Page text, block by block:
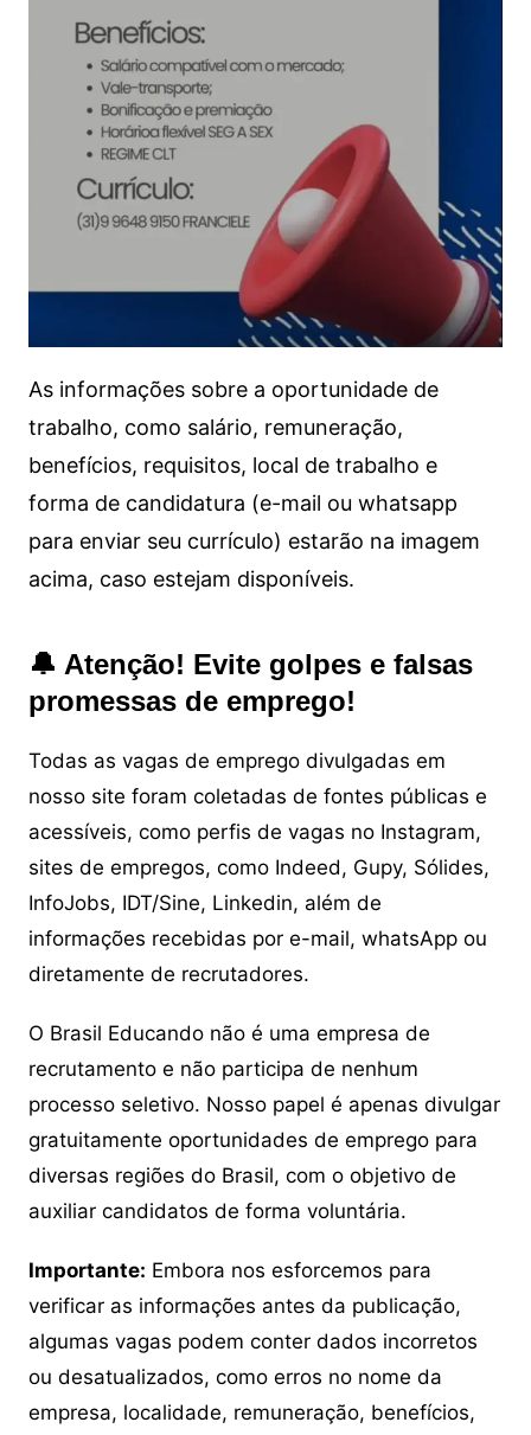
As informações sobre a oportunidade de
trabalho, como salário, remuneração,
benefícios, requisitos, local de trabalho e
forma de candidatura (e-mail ou whatsapp
para enviar seu currículo) estarão na imagem
acima, caso estejam disponíveis.
🔔 Atenção! Evite golpes e falsas
promessas de emprego!
Todas as vagas de emprego divulgadas em
nosso site foram coletadas de fontes públicas e
acessíveis, como perfis de vagas no Instagram,
sites de empregos, como Indeed, Gupy, Sólides,
InfoJobs, IDT/Sine, Linkedin, além de
informações recebidas por e-mail, whatsApp ou
diretamente de recrutadores.
O Brasil Educando não é uma empresa de
recrutamento e não participa de nenhum
processo seletivo. Nosso papel é apenas divulgar
gratuitamente oportunidades de emprego para
diversas regiões do Brasil, com o objetivo de
auxiliar candidatos de forma voluntária.
Importante: Embora nos esforcemos para
verificar as informações antes da publicação,
algumas vagas podem conter dados incorretos
ou desatualizados, como erros no nome da
empresa, localidade, remuneração, benefícios,